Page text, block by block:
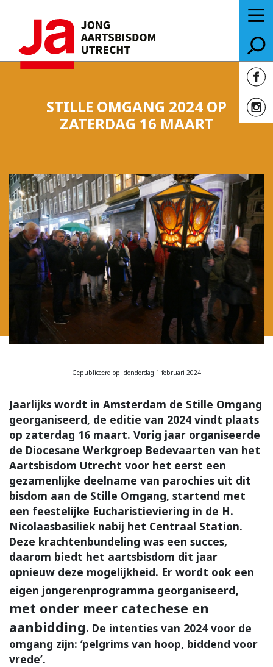
STILLE OMGANG 2024 OP
ZATERDAG 16 MAART
Gepubliceerd op: donderdag 1 februari 2024
Jaarlijks wordt in Amsterdam de Stille Omgang
georganiseerd, de editie van 2024 vindt plaats
op zaterdag 16 maart. Vorig jaar organiseerde
de Diocesane Werkgroep Bedevaarten van het
Aartsbisdom Utrecht voor het eerst een
gezamenlijke deelname van parochies uit dit
bisdom aan de Stille Omgang, startend met
een feestelijke Eucharistieviering in de H.
Nicolaasbasiliek nabij het Centraal Station.
Deze krachtenbundeling was een succes,
daarom biedt het aartsbisdom dit jaar
opnieuw deze mogelijkheid. Er wordt ook een
eigen jongerenprogramma georganiseerd,
met onder meer catechese en
aanbidding. De intenties van 2024 voor de
omgang zijn: ‘pelgrims van hoop, biddend voor
vrede’.